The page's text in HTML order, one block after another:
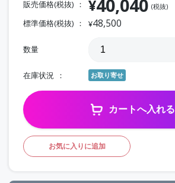
販売価格(税抜) ¥40,040 (税抜)
標準価格(税抜) ¥48,500
数量
在庫状況 お取り寄せ
カートへ入れる
お気に入りに追加